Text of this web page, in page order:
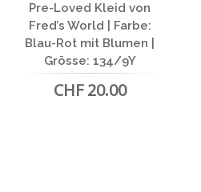
Pre-Loved Kleid von
Fred’s World | Farbe:
Blau-Rot mit Blumen |
Grösse: 134/9Y
CHF 20.00